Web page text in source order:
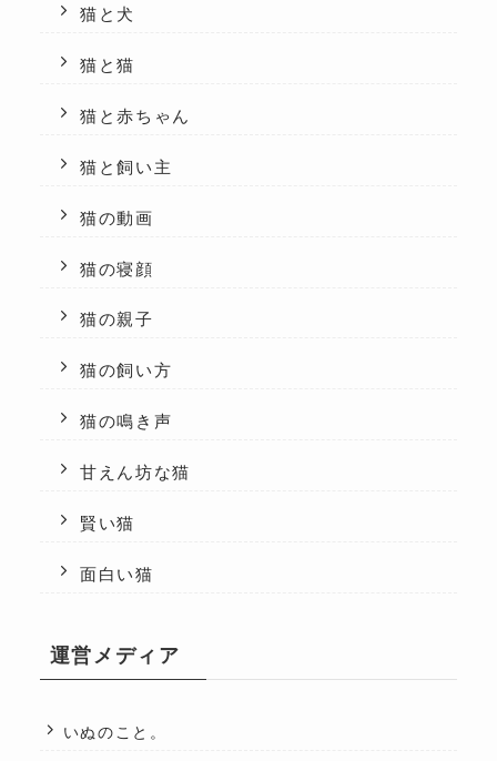
猫と犬
猫と猫
猫と赤ちゃん
猫と飼い主
猫の動画
猫の寝顔
猫の親子
猫の飼い方
猫の鳴き声
甘えん坊な猫
賢い猫
面白い猫
運営メディア
いぬのこと。